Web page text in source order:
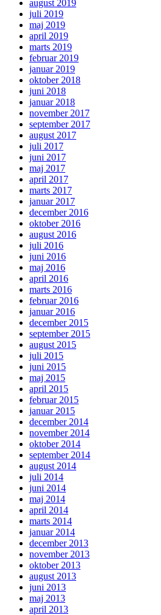
august 2019
juli 2019
maj 2019
april 2019
marts 2019
februar 2019
januar 2019
oktober 2018
juni 2018
januar 2018
november 2017
september 2017
august 2017
juli 2017
juni 2017
maj 2017
april 2017
marts 2017
januar 2017
december 2016
oktober 2016
august 2016
juli 2016
juni 2016
maj 2016
april 2016
marts 2016
februar 2016
januar 2016
december 2015
september 2015
august 2015
juli 2015
juni 2015
maj 2015
april 2015
februar 2015
januar 2015
december 2014
november 2014
oktober 2014
september 2014
august 2014
juli 2014
juni 2014
maj 2014
april 2014
marts 2014
januar 2014
december 2013
november 2013
oktober 2013
august 2013
juni 2013
maj 2013
april 2013